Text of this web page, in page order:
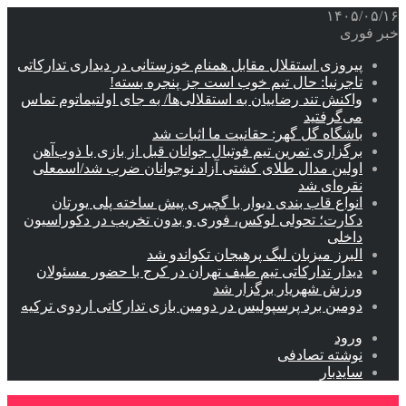
۱۴۰۵/۰۵/۱۶
خبر فوری
پیروزی استقلال مقابل همنام خوزستانی در دیداری تدارکاتی
تاجرنیا: حال تیم خوب است جز پنجره بسته!
واکنش تند رضاییان به استقلالی‌ها/ به جای اولتیماتوم تماس
می‌گرفتید
باشگاه گل گهر: حقانیت ما اثبات شد
برگزاری تمرین تیم فوتبال جوانان قبل از بازی با ذوب‌آهن
اولین مدال طلای کشتی آزاد نوجوانان ضرب شد/اسمعلی
نقره‌ای شد
انواع قاب بندی دیوار با گچبری پیش ساخته پلی یورتان
دکارت؛ تحولی لوکس، فوری و بدون تخریب در دکوراسیون
داخلی
البرز میزبان لیگ پرهیجان تکواندو شد
دیدار تدارکاتی تیم طیف تهران در کرج با حضور مسئولان
ورزش شهریار برگزار شد
دومین برد پرسپولیس در دومین بازی تدارکاتی اردوی ترکیه
ورود
نوشته تصادفی
سایدبار